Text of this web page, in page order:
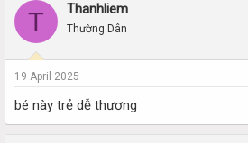
T Thanhliem
Thường Dân
19 April 2025
bé này trẻ dễ thương